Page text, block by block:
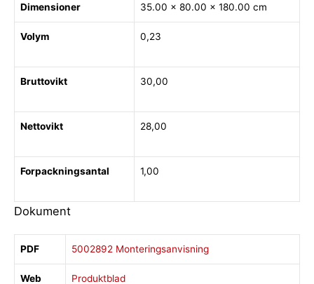
Dimensioner 35.00 × 80.00 × 180.00 cm
Volym 0,23
Bruttovikt 30,00
Nettovikt 28,00
Forpackningsantal 1,00
Dokument
PDF 5002892 Monteringsanvisning
Web Produktblad